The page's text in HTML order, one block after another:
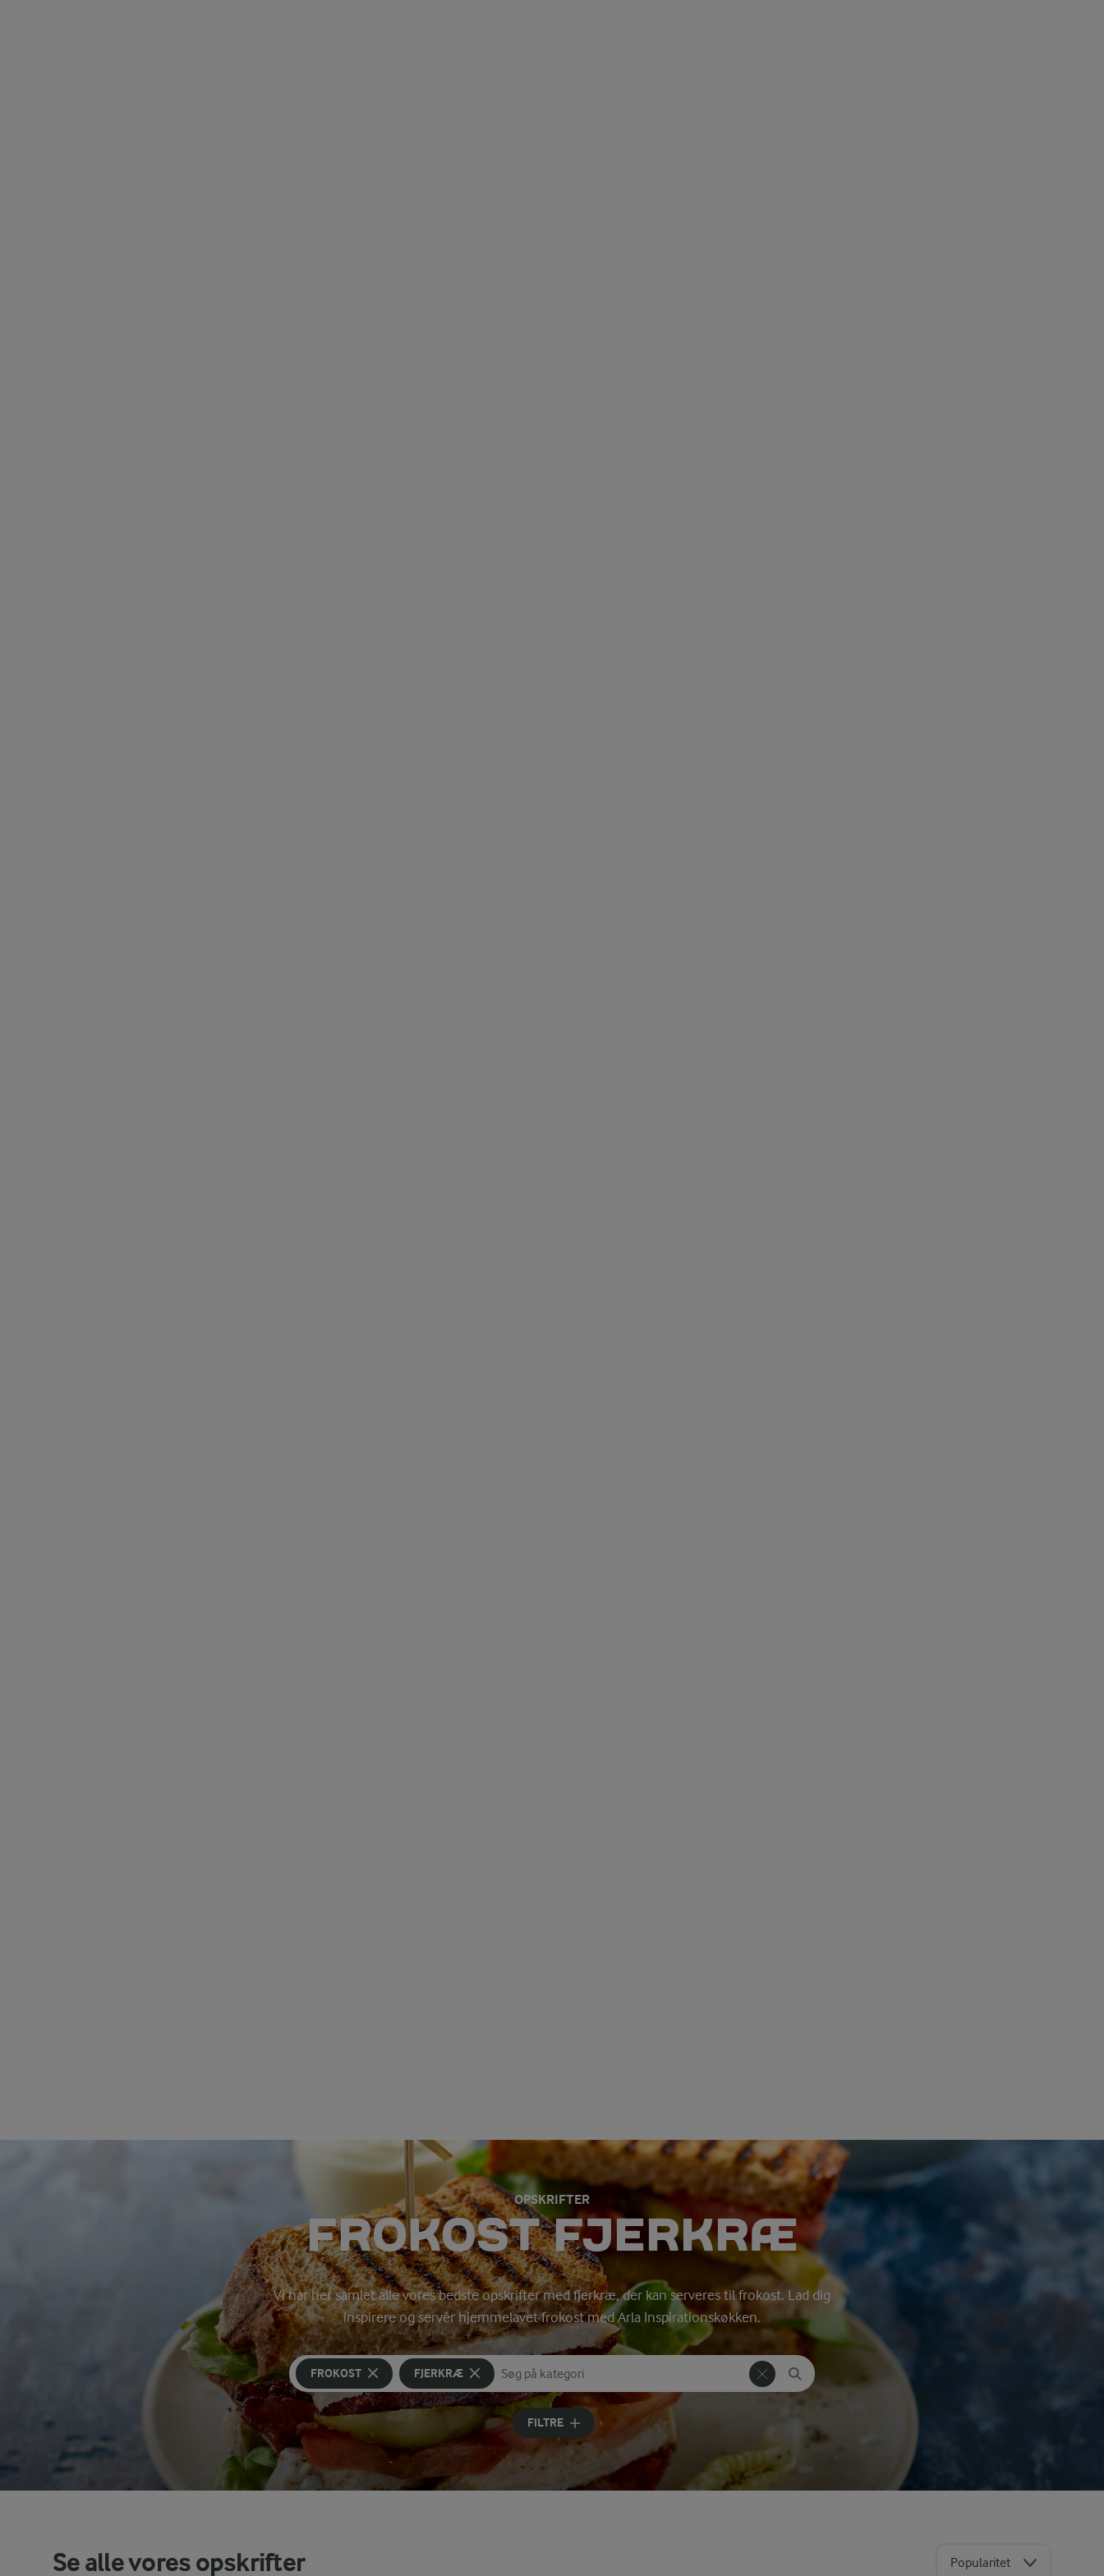
OPSKRIFTER
FROKOST FJERKRÆ
Vi har her samlet alle vores bedste opskrifter med fjerkræ, der kan serveres til frokost. Lad dig
inspirere og servér hjemmelavet frokost med Arla Inspirationskøkken.
FROKOST FJERKRÆ
Søg på kategori
Indtast søgeord for at søge
FILTRE
Se alle vores opskrifter Popularitet